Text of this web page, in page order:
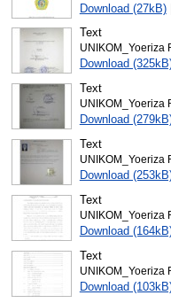
Download (27kB)
Text
UNIKOM_Yoeriza
Download
Text
UNIKOM_Yoeriza
Download
Text
UNIKOM_Yoeriza
Download
Text
UNIKOM_Yoeriza
Download
Text
UNIKOM_Yoeriza
Download